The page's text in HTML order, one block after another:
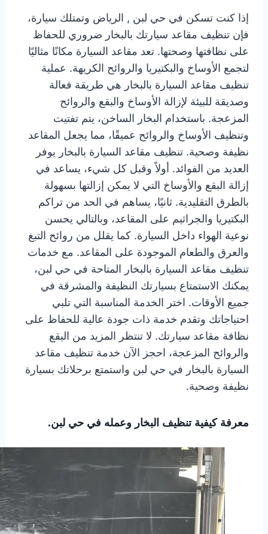
إذا كنت تسكن في حي لبن , الرياض وتمتلك سيارة،
فإن تنظيف مقاعد سيارتك بالبخار ضروري للحفاظ
على نظافتها وصحتها. تعد مقاعد السيارة مكانًا مثاليًا
لتجمع الأوساخ والبكتيريا والروائح الكريهة. عملية
تنظيف مقاعد السيارة بالبخار هي طريقة فعالة
وصديقة للبيئة لإزالة الأوساخ والبقع والروائح
المزعجة. باستخدام البخار الساخن، يتم تفتيت
وتنظيف الأوساخ والروائح عميقًا، مما يجعل المقاعد
نظيفة وصحية. تنظيف مقاعد السيارة بالبخار يوفر
العديد من الفوائد. أولاً وقبل كل شيء، يساعد في
إزالة البقع والأوساخ التي لا يمكن إزالتها بسهولة
بالطرق التقليدية. ثانيًا، يساهم في الحد من تراكم
البكتيريا والجراثيم على المقاعد، وبالتالي يحسن
نوعية الهواء داخل السيارة. كما يقلل من روائح التبغ
والعرق والطعام الموجودة على المقاعد. مع خدمات
تنظيف مقاعد السيارة بالبخار المتاحة في حي لبن،
يمكنك الاستمتاع بسيارتك النظيفة والمشرقة في
جميع الأوقات. اختر الخدمة المناسبة التي تلبي
احتياجاتك وتقدم خدمة ذات جودة عالية للحفاظ على
نظافة مقاعد سيارتك. لا تنتظر المزيد من البقع
والروائح المزعجة، احجز الآن خدمة تنظيف مقاعد
السيارة بالبخار في حي لبن واستمتع برحلاتك بسيارة
نظيفة وصحية.
معرفة كيفية تنظيف البخار وعمله في حي لبن.